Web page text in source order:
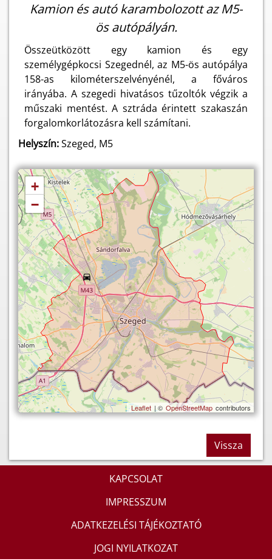
Kamion és autó karambolozott az M5-
ös autópályán.
Összeütközött egy kamion és egy
személygépkocsi Szegednél, az M5-ös autópálya
158-as kilométerszelvényénél, a főváros
irányába. A szegedi hivatásos tűzoltók végzik a
műszaki mentést. A sztráda érintett szakaszán
forgalomkorlátozásra kell számítani.
Helyszín:Szeged, M5
+
−
Leaflet | © OpenStreetMap contributors
Vissza
KAPCSOLAT
IMPRESSZUM
ADATKEZELÉSI TÁJÉKOZTATÓ
JOGI NYILATKOZAT